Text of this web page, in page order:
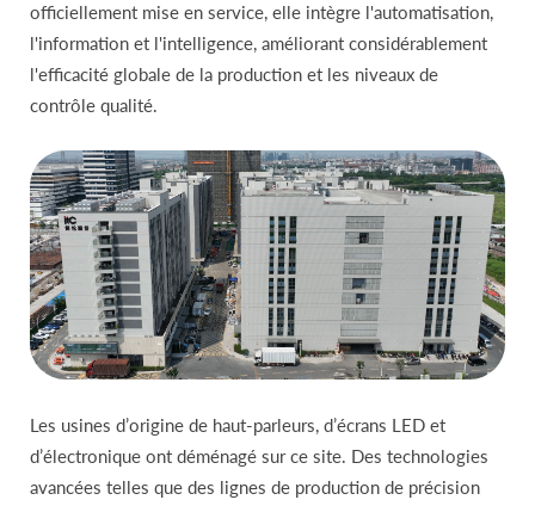
officiellement mise en service, elle intègre l'automatisation,
l'information et l'intelligence, améliorant considérablement
l'efficacité globale de la production et les niveaux de
contrôle qualité.
Les usines d’origine de haut-parleurs, d’écrans LED et
d’électronique ont déménagé sur ce site. Des technologies
avancées telles que des lignes de production de précision